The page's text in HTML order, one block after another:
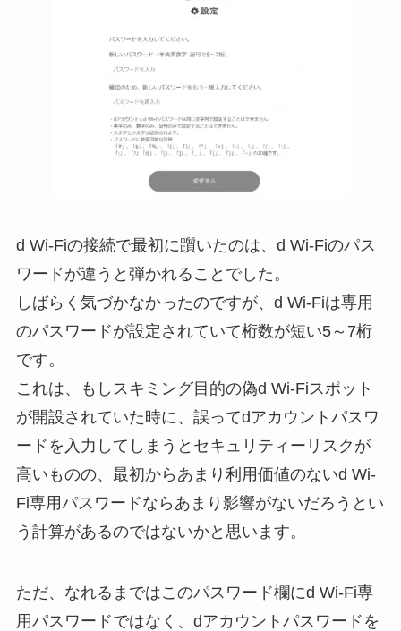
d Wi-Fiの接続で最初に躓いたのは、d Wi-Fiのパス
ワードが違うと弾かれることでした。
しばらく気づかなかったのですが、d Wi-Fiは専用
のパスワードが設定されていて桁数が短い5～7桁
です。
これは、もしスキミング目的の偽d Wi-Fiスポット
が開設されていた時に、誤ってdアカウントパスワ
ードを入力してしまうとセキュリティーリスクが
高いものの、最初からあまり利用価値のないd Wi-
Fi専用パスワードならあまり影響がないだろうとい
う計算があるのではないかと思います。
ただ、なれるまではこのパスワード欄にd Wi-Fi専
用パスワードではなく、dアカウントパスワードを